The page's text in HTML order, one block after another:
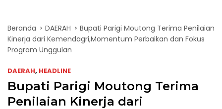
Beranda DAERAH
Bupati Parigi Moutong Terima Penilaian
Kinerja dari Kemendagri,Momentum Perbaikan dan Fokus
Program Unggulan
DAERAH, HEADLINE
Bupati Parigi Moutong Terima
Penilaian Kinerja dari